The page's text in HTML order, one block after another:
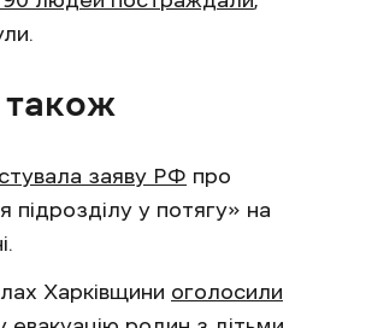
також
заяву РФ про
підрозділу у потягу» на
Харківщини оголосили